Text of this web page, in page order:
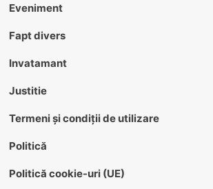
Eveniment
Fapt divers
Invatamant
Justitie
Termeni și condiții de utilizare
Politică
Politică cookie-uri (UE)